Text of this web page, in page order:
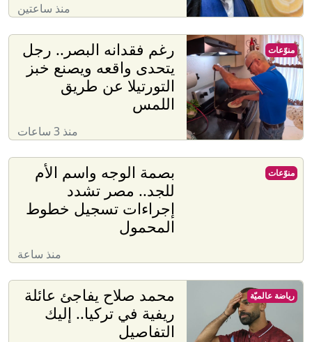
منذ ساعتين
رغم فقدانه البصر.. رجل
يتحدى واقعه ويصنع خبز
التورتيلا عن طريق
اللمس
منذ 3 ساعات
منوّعات
بصمة الوجه واسم الأم
للجد.. مصر تشدد
إجراءات تسجيل خطوط
المحمول
منذ ساعة
منوّعات
محمد صلاح يفاجئ عائلة
ريفية في تركيا.. إليك
التفاصيل
رياضة عالميّة